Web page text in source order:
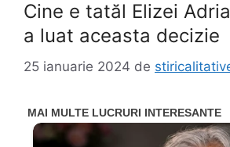
Cine e tatăl Elizei
a luat aceasta decizie
25 ianuarie 2024 de